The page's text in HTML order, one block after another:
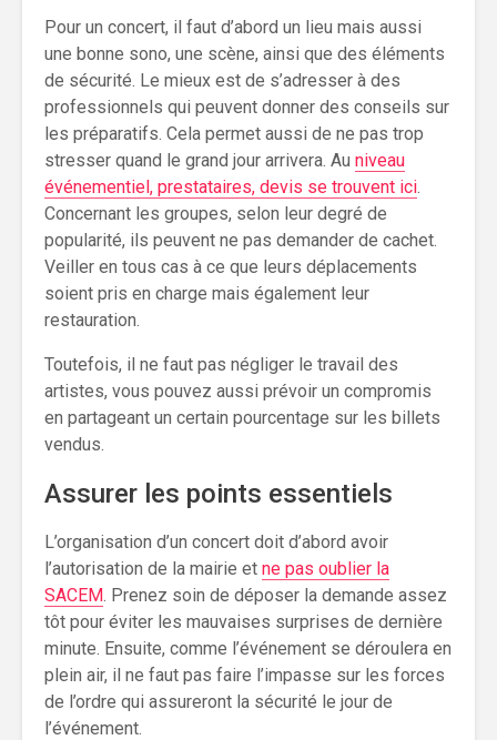
Pour un concert, il faut d’abord un lieu mais aussi
une bonne sono, une scène, ainsi que des éléments
de sécurité. Le mieux est de s’adresser à des
professionnels qui peuvent donner des conseils sur
les préparatifs. Cela permet aussi de ne pas trop
stresser quand le grand jour arrivera. Au niveau
événementiel, prestataires, devis se trouvent ici.
Concernant les groupes, selon leur degré de
popularité, ils peuvent ne pas demander de cachet.
Veiller en tous cas à ce que leurs déplacements
soient pris en charge mais également leur
restauration.
Toutefois, il ne faut pas négliger le travail des
artistes, vous pouvez aussi prévoir un compromis
en partageant un certain pourcentage sur les billets
vendus.
Assurer les points essentiels
L’organisation d’un concert doit d’abord avoir
l’autorisation de la mairie et ne pas oublier la
SACEM. Prenez soin de déposer la demande assez
tôt pour éviter les mauvaises surprises de dernière
minute. Ensuite, comme l’événement se déroulera en
plein air, il ne faut pas faire l’impasse sur les forces
de l’ordre qui assureront la sécurité le jour de
l’événement.